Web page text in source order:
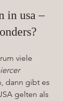
in usa –
viele
dann gibt es
gelten als